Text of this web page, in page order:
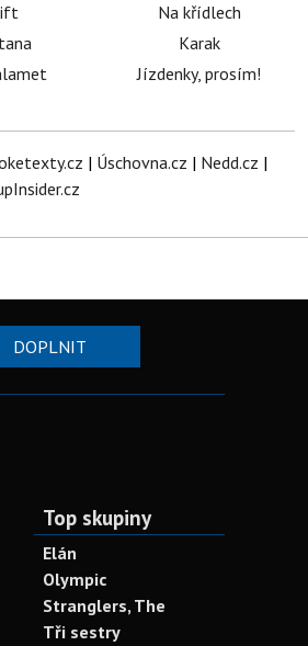
Na křídlech
Karak
Jízdenky, prosím!
| Úschovna.cz | Nedd.cz |
DOPLNIT
Top skupiny
Elán
Olympic
Stranglers, The
Tři sestry